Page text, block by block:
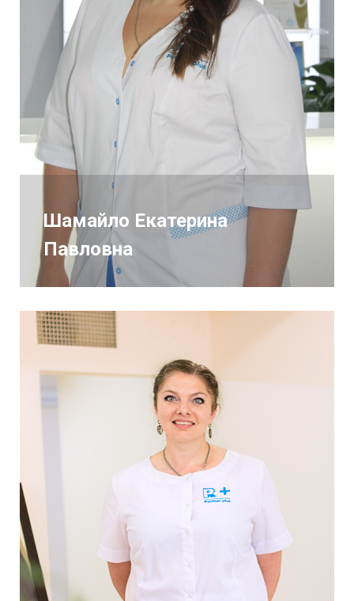
Шамайло Екатерина
Павловна